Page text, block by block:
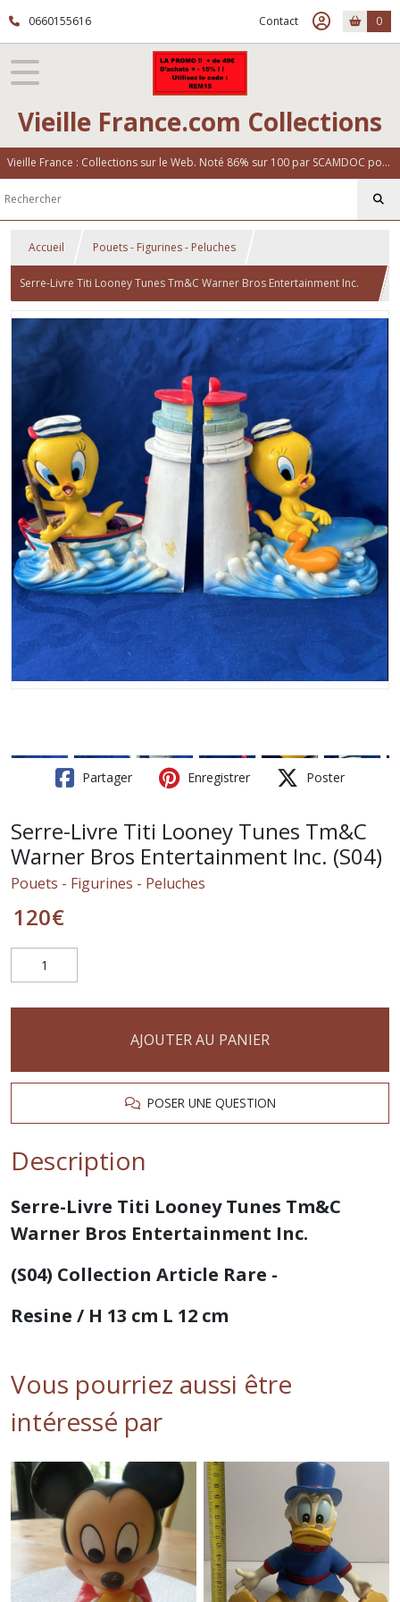
0660155616 Contact 0
Vieille France.com Collections
Vieille France : Collections sur le Web. Noté 86% sur 100 par SCAMDOC pour notre fiabilité
Accueil Pouets - Figurines - Peluches
Serre-Livre Titi Looney Tunes Tm&C Warner Bros Entertainment Inc.
(S04)
Partager Enregistrer Poster
Serre-Livre Titi Looney Tunes Tm&C
Warner Bros Entertainment Inc. (S04)
Pouets - Figurines - Peluches
120€
AJOUTER AU PANIER
POSER UNE QUESTION
Description
Serre-Livre Titi Looney Tunes Tm&C
Warner Bros Entertainment Inc.
(S04) Collection Article Rare -
Resine / H 13 cm L 12 cm
Vous pourriez aussi être
intéressé par